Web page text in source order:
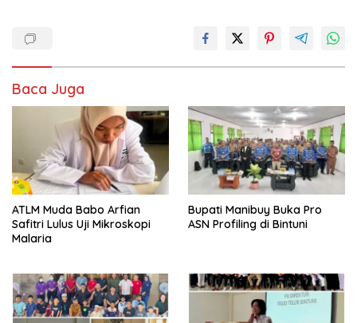
Baca Juga
ATLM Muda Babo Arfian
Safitri Lulus Uji Mikroskopi
Malaria
Bupati Manibuy Buka Pro
ASN Profiling di Bintuni